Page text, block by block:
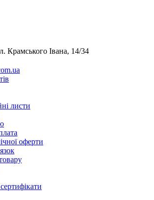
Крамського Івана, 14/34
листи
оферти